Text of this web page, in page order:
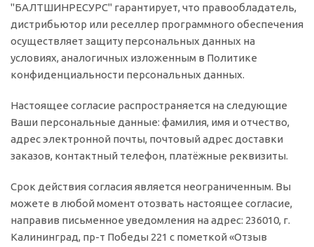
"БАЛТШИНРЕСУРС" гарантирует, что правообладатель,
дистрибьютор или реселлер программного обеспечения
осуществляет защиту персональных данных на
условиях, аналогичных изложенным в Политике
конфиденциальности персональных данных.
Настоящее согласие распространяется на следующие
Ваши персональные данные: фамилия, имя и отчество,
адрес электронной почты, почтовый адрес доставки
заказов, контактный телефон, платёжные реквизиты.
Срок действия согласия является неограниченным. Вы
можете в любой момент отозвать настоящее согласие,
направив письменное уведомления на адрес: 236010, г.
Калининград, пр-т Победы 221 с пометкой «Отзыв